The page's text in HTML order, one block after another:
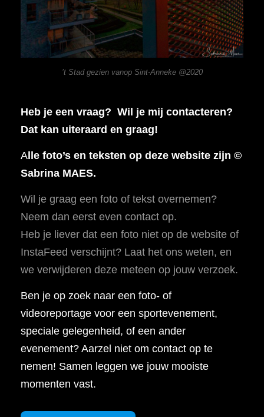
’t Stad gezien vanop Sint-Anneke @2020
Heb je een vraag? Wil je mij contacteren?
Dat kan uiteraard en graag!
Alle foto’s en teksten op deze website zijn ©
Sabrina MAES.
Wil je graag een foto of tekst overnemen?
Neem dan eerst even contact op.
Heb je liever dat een foto niet op de website of
InstaFeed verschijnt? Laat het ons weten, en
we verwijderen deze meteen op jouw verzoek.
Ben je op zoek naar een foto- of
videoreportage voor een sportevenement,
speciale gelegenheid, of een ander
evenement? Aarzel niet om contact op te
nemen! Samen leggen we jouw mooiste
momenten vast.